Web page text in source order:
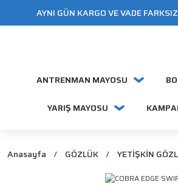
AYNI GÜN KARGO VE VADE
ANTRENMAN MAYOSU
YARIŞ MAYOSU
Anasayfa GÖZLÜK YETİŞKİN